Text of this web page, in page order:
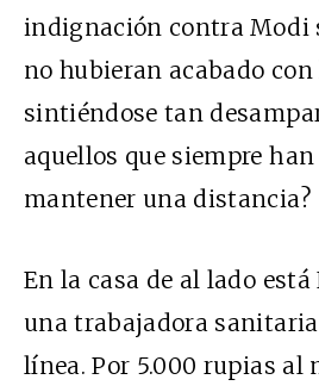
indignación contra Modi
no hubieran acabado
sintiéndose tan
aquellos que siempre
mantener una distancia?
En la casa de al lado está
una trabajadora
línea. Por 5.000 rupias al